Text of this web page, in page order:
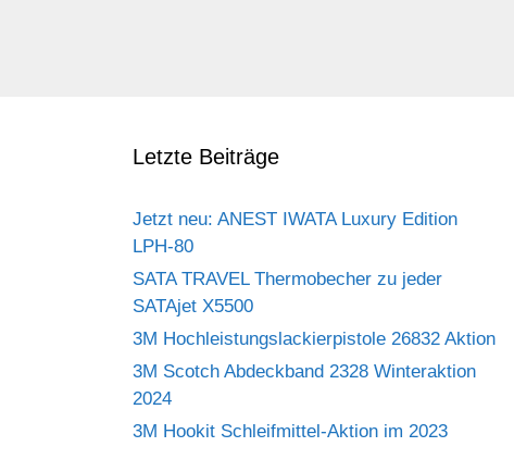
Letzte Beiträge
Jetzt neu: ANEST IWATA Luxury Edition
LPH-80
SATA TRAVEL Thermobecher zu jeder
SATAjet X5500
3M Hochleistungslackierpistole 26832 Aktion
3M Scotch Abdeckband 2328 Winteraktion
2024
3M Hookit Schleifmittel-Aktion im 2023